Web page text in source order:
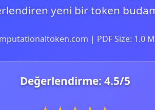
yeni bir token
| PDF Size: 1.0
Değerlendirme: 4.5/5